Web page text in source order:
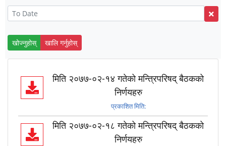
खोज्नुहोस् खालि गर्नुहोस्
मिति २०७७-०२-१४ गतेको मन्त्रिपरिषद् बैठकको
निर्णयहरु
प्रकाशित मिति:
मिति २०७७-०२-१८ गतेको मन्त्रिपरिषद् बैठकको
निर्णयहरु